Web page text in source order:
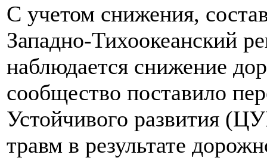
С учетом снижения,
Западно-Тихоокеанский
наблюдается снижение
сообщество поставило
Устойчивого развития
травм в результате